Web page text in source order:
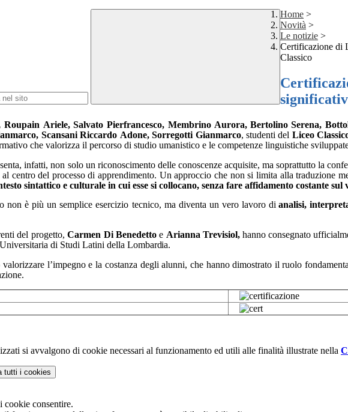
Home >
Novità >
Le notizie >
Certificazione di
Classico
Roupain Ariele, Salvato Pierfrancesco, Membrino Aurora, Bertolino Serena,
Scansani Riccardo Adone, Sorregotti Gianmarco, studenti del Liceo
che valorizza il percorso di studio umanistico e le competenze linguistiche
infatti, non solo un riconoscimento delle conoscenze acquisite, ma soprattutto la
centro del processo di apprendimento. Un approccio che non si limita alla traduzione
sintattico e culturale in cui esse si collocano, senza fare affidamento costante sul
non è più un semplice esercizio tecnico, ma diventa un vero lavoro di analisi,
del progetto,Carmen Di Benedettoe Arianna Trevisiol, hanno consegnato
di Studi Latini dellaLombardia.
l’impegno e la costanza degli alunni, che hanno dimostrato il ruolo
si avvalgono di cookie necessari al funzionamento ed utili alle finalità illustrate nella
tutti i cookies
cookie consentire.